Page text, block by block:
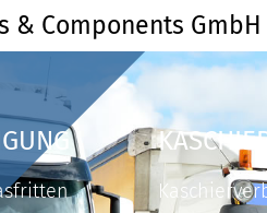
& Components GmbH